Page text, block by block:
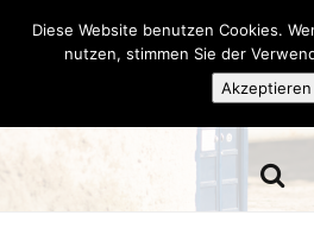
Diese Website benutzen Cookies.
nutzen, stimmen Sie der
Akzeptieren